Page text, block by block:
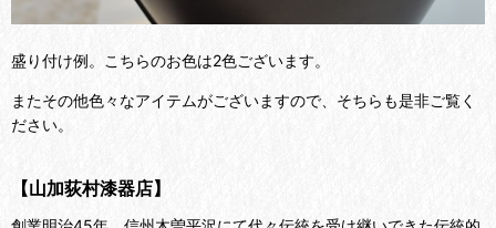
盛り付け例。こちらのお色は2色ございます。
またその他色々なアイテムがございますので、そちらも是非ご覧く
ださい。
【山加荻村漆器店】